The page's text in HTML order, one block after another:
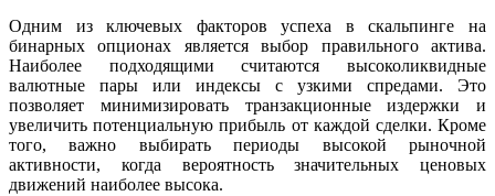
Одним из ключевых факторов успеха в скальпинге на
бинарных опционах является выбор правильного актива.
Наиболее подходящими считаются высоколиквидные
валютные пары или индексы с узкими спредами. Это
позволяет минимизировать транзакционные издержки и
увеличить потенциальную прибыль от каждой сделки. Кроме
того, важно выбирать периоды высокой рыночной
активности, когда вероятность значительных ценовых
движений наиболее высока.